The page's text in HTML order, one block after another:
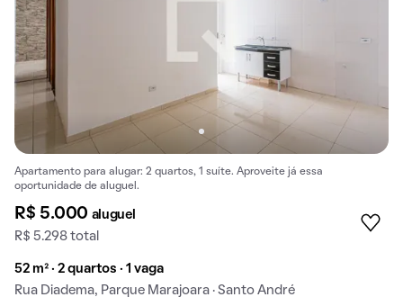
Apartamento para alugar: 2 quartos, 1 suíte. Aproveite já essa
oportunidade de aluguel.
R$ 5.000 aluguel
R$ 5.298 total
52 m² · 2 quartos · 1 vaga
Rua Diadema, Parque Marajoara · Santo André